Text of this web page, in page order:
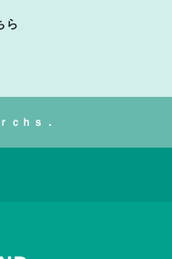
ら
ｃｈｓ．